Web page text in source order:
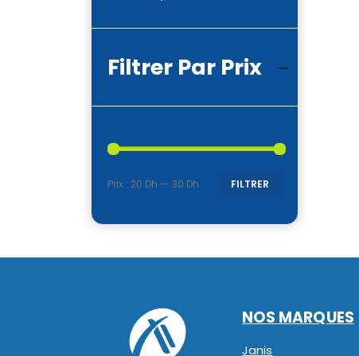
Filtrer Par Prix
FILTRER
Prix : 20 Dh — 30 Dh
NOS MARQUES
Janis